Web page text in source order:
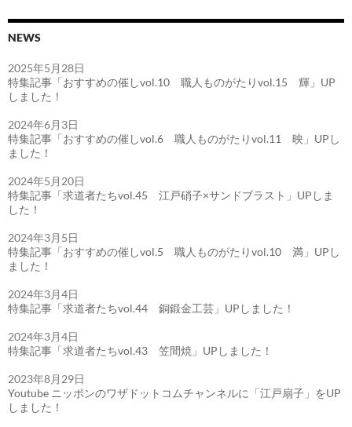
NEWS
2025年5月28日
特集記事「おすすめの催しvol.10 職人ものがたりvol.15 輝」UP
しました！
2024年6月3日
特集記事「おすすめの催しvol.6 職人ものがたりvol.11 映」UPし
ました！
2024年5月20日
特集記事「求道者たちvol.45 江戸硝子×サンドブラスト」UPしま
した！
2024年3月5日
特集記事「おすすめの催しvol.5 職人ものがたりvol.10 満」UPし
ました！
2024年3月4日
特集記事「求道者たちvol.44 銅鍛金工芸」UPしました！
2024年3月4日
特集記事「求道者たちvol.43 笠間焼」UPしました！
2023年8月29日
Youtube ニッポンのワザドットコムチャンネルに「江戸扇子」をUP
しました！